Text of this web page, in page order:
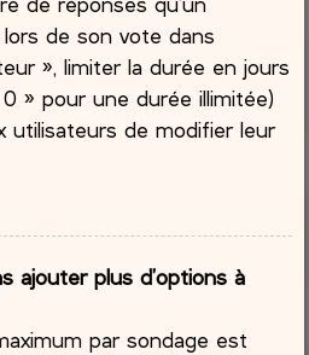
de son vote dans
», limiter la durée en jours
» pour une durée illimitée)
de modifier leur
ajouter plus d’options à
par sondage est